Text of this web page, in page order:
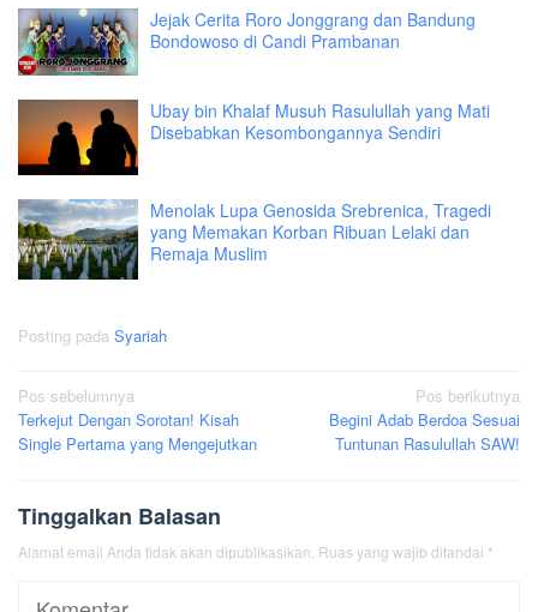
Jejak Cerita Roro Jonggrang dan Bandung
Bondowoso di Candi Prambanan
Ubay bin Khalaf Musuh Rasulullah yang Mati
Disebabkan Kesombongannya Sendiri
Menolak Lupa Genosida Srebrenica, Tragedi
yang Memakan Korban Ribuan Lelaki dan
Remaja Muslim
Posting pada Syariah
Navigasi
pos
Pos sebelumnya
Terkejut Dengan Sorotan! Kisah
Single Pertama yang Mengejutkan
Pos berikutnya
Begini Adab Berdoa Sesuai
Tuntunan Rasulullah SAW!
Tinggalkan Balasan
Alamat email Anda tidak akan dipublikasikan. Ruas yang wajib ditandai *